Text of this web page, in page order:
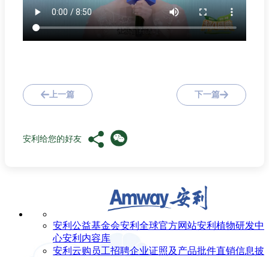
上一篇 下一篇
安利给您的好友
安利公益基金会安利全球官方网站安利植物研发中
心安利内容库
安利云购 员工招聘企业证照及产品批件直销信息披